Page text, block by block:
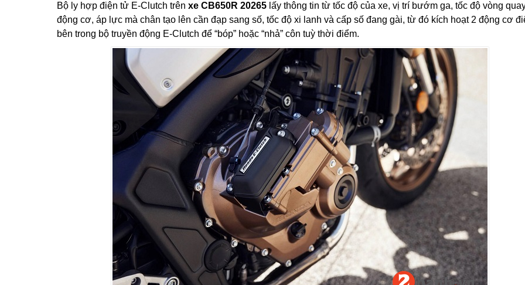
Bộ ly hợp điện tử E-Clutch trên xe CB650R 20265 lấy thông tin từ tốc độ của xe, vị trí bướm ga, tốc độ vòng
động cơ, áp lực mà chân tạo lên cần đạp sang số, tốc độ xi lanh và cấp số đang gài, từ đó kích hoạt 2 động cơ
bên trong bộ truyền động E-Clutch để “bóp” hoặc “nhả” côn tuỳ thời điểm.